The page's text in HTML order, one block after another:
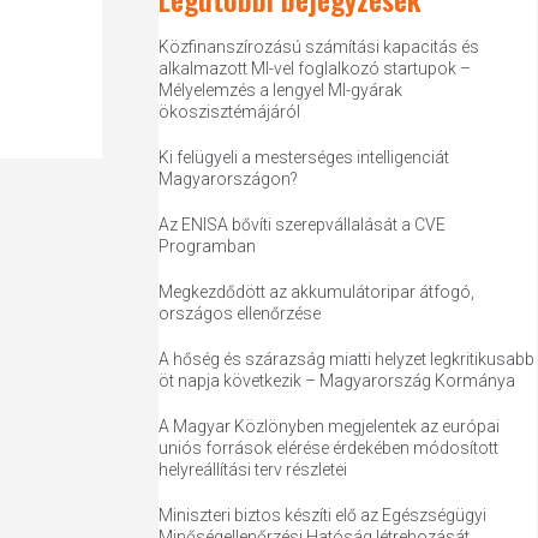
Közfinanszírozású számítási kapacitás és
alkalmazott MI-vel foglalkozó startupok –
Mélyelemzés a lengyel MI-gyárak
ökoszisztémájáról
Ki felügyeli a mesterséges intelligenciát
Magyarországon?
Az ENISA bővíti szerepvállalását a CVE
Programban
Megkezdődött az akkumulátoripar átfogó,
országos ellenőrzése
A hőség és szárazság miatti helyzet legkritikusabb
öt napja következik – Magyarország Kormánya
A Magyar Közlönyben megjelentek az európai
uniós források elérése érdekében módosított
helyreállítási terv részletei
Miniszteri biztos készíti elő az Egészségügyi